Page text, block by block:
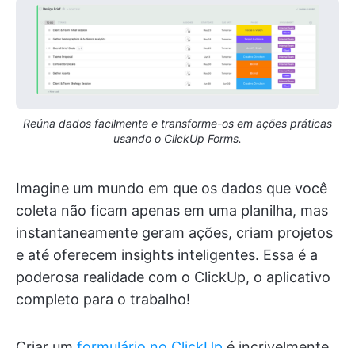
Reúna dados facilmente e transforme-os em ações práticas
usando o ClickUp Forms.
Imagine um mundo em que os dados que você
coleta não ficam apenas em uma planilha, mas
instantaneamente geram ações, criam projetos
e até oferecem insights inteligentes. Essa é a
poderosa realidade com o ClickUp, o aplicativo
completo para o trabalho!